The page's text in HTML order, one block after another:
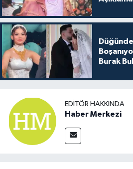
Burak
EDITÖR HAKKINDA
Haber Merkezi